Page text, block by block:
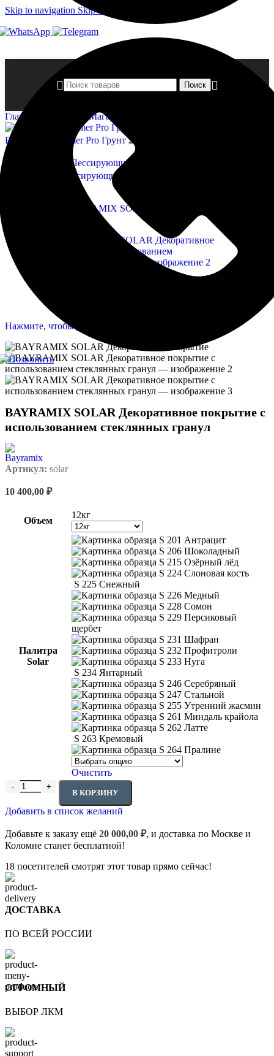
Skip to navigation Skip to main content
Поиск
Главная страница Магазин
Flügger Wall Primer Pro Грунт24 050,00
Назад к товарам
BAYRAMIX Лессирующий состав
Нажмите, чтобы увеличить
BAYRAMIX SOLAR Декоративное покрытие с
использованием стеклянных гранул
Артикул: solar
10 400,00 ₽
Объем
12кг
Палитра
Solar
S 201 Антрацит
S 206 Шоколадный
S 215 Озёрный лёд
S 224 Слоновая кость
S 225 Снежный
S 226 Медный
S 228 Сомон
S 229 Персиковый
щербет
S 231 Шафран
S 232 Профитроли
S 233 Нуга
S 234 Янтарный
S 246 Серебряный
S 247 Стальной
S 255 Утренний жасмин
S 261 Миндаль крайола
S 262 Латте
S 263 Кремовый
S 264 Пралине
Очистить
Количество товара BAYRAMIX SOLAR Декоративное
В КОРЗИНУ
Добавить в список желаний
Добавьте к заказу ещё 20 000,00 ₽, и доставка по Москве и
Коломне станет бесплатной!
18 посетителей смотрят этот товар прямо сейчас!
ДОСТАВКА
ПО ВСЕЙ РОССИИ
ОГРОМНЫЙ
ВЫБОР ЛКМ